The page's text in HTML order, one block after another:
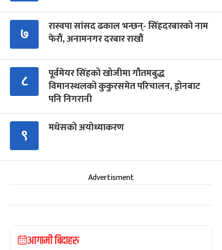
७
रास्वपा सांसद ढकाल भन्छन्- सिंहदरबारको नाम
फेरौं, अनामनगर दरबार राखौं
८
पूर्वमेयर सिंहको खोजीमा गौतमबुद्ध
विमानस्थलको कुकुरसमेत परिचालन, ड्रोनबाट
पनि निगरानी
९ मधेसको अयोध्याकरण
Advertisment
आगामी बिदाहरु